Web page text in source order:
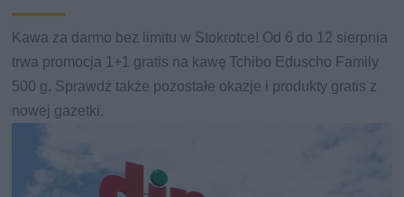
Kawa za darmo bez limitu w Stokrotce! Od 6 do 12 sierpnia
trwa promocja 1+1 gratis na kawę Tchibo Eduscho Family
500 g. Sprawdź także pozostałe okazje i produkty gratis z
nowej gazetki.